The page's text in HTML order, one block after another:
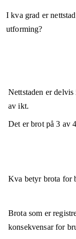
I kva grad er
utforming?
Nettstaden erdelvis
av ikt.
Det er brot på3 av
Kva betyr brota for
Brota som er
konsekvensar for